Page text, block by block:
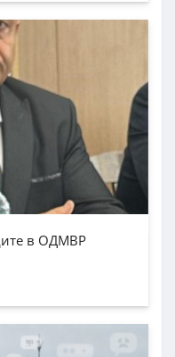
в ОДМВР